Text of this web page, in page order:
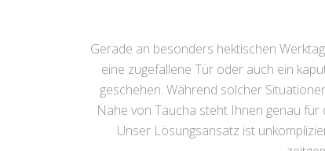
Gerade an besonders hektischen
eine zugefallene Tür oder auch ein
geschehen. Während solcher
Nähe von Taucha steht Ihnen genau
Unser Lösungsansatz ist